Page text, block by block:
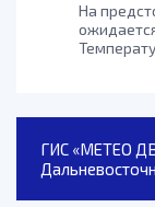
На
ночью
с
при
ГИС «МЕТЕО